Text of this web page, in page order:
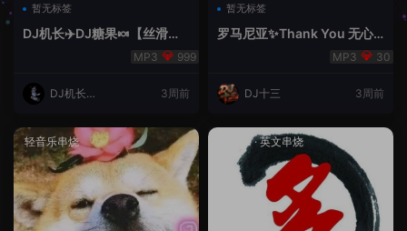
暂无标签
DJ机长✈️DJ糖果🍬【丝滑之
夜5】House摇摆节奏✈️纯净999
DJ机长云
3周前
暂无标签
罗马尼亚✨Thank You 无心
30
DJ十三 3周前
轻音乐串烧 House·英文串烧